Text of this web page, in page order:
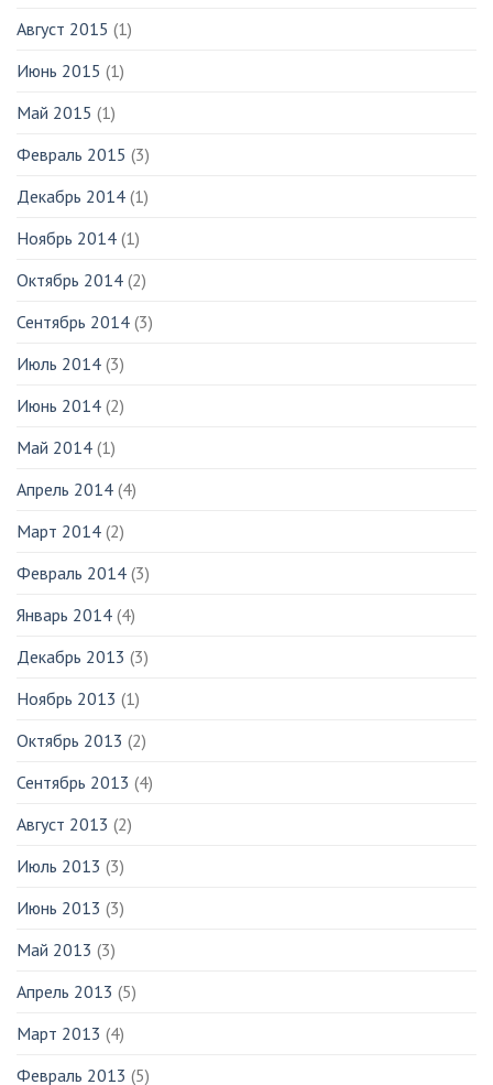
Август 2015 (1)
Июнь 2015 (1)
Май 2015 (1)
Февраль 2015 (3)
Декабрь 2014 (1)
Ноябрь 2014 (1)
Октябрь 2014 (2)
Сентябрь 2014 (3)
Июль 2014 (3)
Июнь 2014 (2)
Май 2014 (1)
Апрель 2014 (4)
Март 2014 (2)
Февраль 2014 (3)
Январь 2014 (4)
Декабрь 2013 (3)
Ноябрь 2013 (1)
Октябрь 2013 (2)
Сентябрь 2013 (4)
Август 2013 (2)
Июль 2013 (3)
Июнь 2013 (3)
Май 2013 (3)
Апрель 2013 (5)
Март 2013 (4)
Февраль 2013 (5)